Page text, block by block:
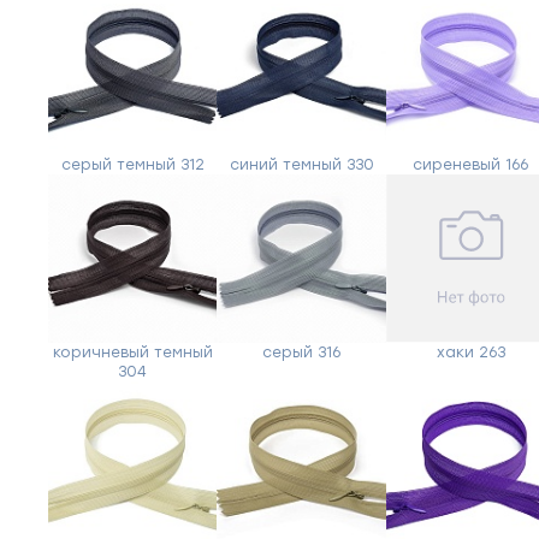
серый темный 312 синий темный 330 сиреневый 166
коричневый темный
304
серый 316 хаки 263